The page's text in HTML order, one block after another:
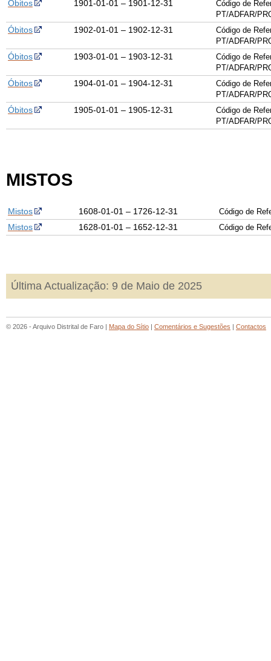
Óbitos 1901-01-01 – 1901-12-31
Código de
PT/ADFAR/
Óbitos 1902-01-01 – 1902-12-31
Código de
PT/ADFAR/
Óbitos 1903-01-01 – 1903-12-31
Código de
PT/ADFAR/
Óbitos 1904-01-01 – 1904-12-31
Código de
PT/ADFAR/
Óbitos 1905-01-01 – 1905-12-31
Código de
PT/ADFAR/
MISTOS
Mistos 1608-01-01 – 1726-12-31 Código de
Mistos 1628-01-01 – 1652-12-31 Código de
Última Actualização: 9 de Maio de 2025
© 2026 - Arquivo Distrital de Faro | Mapa do Sítio | Comentários e Sugestões | Contactos